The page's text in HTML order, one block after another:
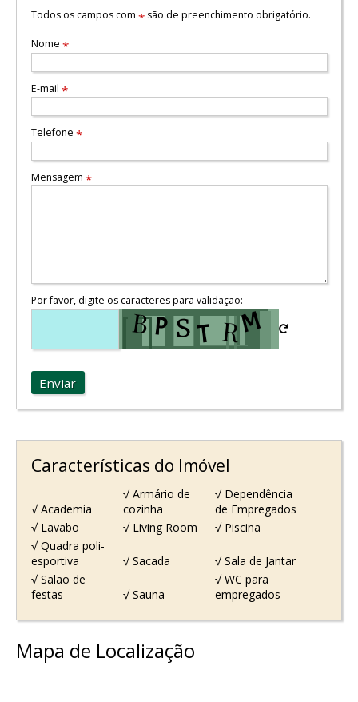
Todos os campos com *são de preenchimento obrigatório.
Nome *
E-mail *
Telefone *
Mensagem *
Por favor, digite os caracteres para validação:
Enviar
Características do Imóvel
√ Academia
√ Armário de
cozinha
√ Dependência
de Empregados
√ Lavabo
√ Living Room
√ Piscina
√ Quadra poli-
esportiva
√ Sacada
√ Sala de Jantar
√ Salão de
festas
√ Sauna
√ WC para
empregados
Mapa de Localização